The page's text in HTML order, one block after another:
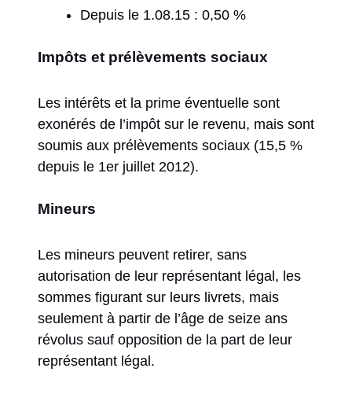
Depuis le 1.08.15 : 0,50 %
Impôts et prélèvements sociaux
Les intérêts et la prime éventuelle sont
exonérés de l’impôt sur le revenu, mais sont
soumis aux prélèvements sociaux (15,5 %
depuis le 1er juillet 2012).
Mineurs
Les mineurs peuvent retirer, sans
autorisation de leur représentant légal, les
sommes figurant sur leurs livrets, mais
seulement à partir de l’âge de seize ans
révolus sauf opposition de la part de leur
représentant légal.